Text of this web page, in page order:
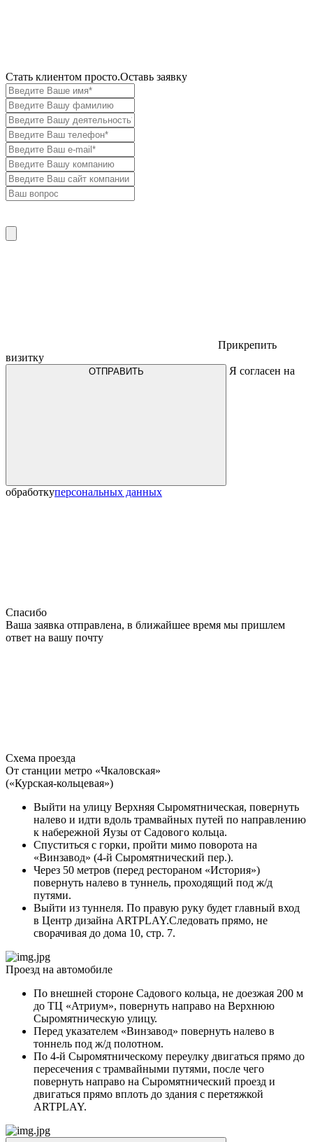
Cтать клиентом просто.Оставь заявку
Прикрепить
визитку
ОТПРАВИТЬ Я согласен на
обработкуперсональных данных
Спасибо
Ваша заявка отправлена, в ближайшее время мы пришлем
ответ на вашу почту
Схема проезда
От станции метро «Чкаловская»
(«Курская-кольцевая»)
Выйти на улицу Верхняя Сыромятническая, повернуть
налево и идти вдоль трамвайных путей по направлению
к набережной Яузы от Садового кольца.
Спуститься с горки, пройти мимо поворота на
«Винзавод» (4-й Сыромятнический пер.).
Через 50 метров (перед рестораном «История»)
повернуть налево в туннель, проходящий под ж/д
путями.
Выйти из туннеля. По правую руку будет главный вход
в Центр дизайна ARTPLAY.Следовать прямо, не
сворачивая до дома 10, стр. 7.
Проезд на автомобиле
По внешней стороне Садового кольца, не доезжая 200 м
до ТЦ «Атриум», повернуть направо на Верхнюю
Сыромятническую улицу.
Перед указателем «Винзавод» повернуть налево в
тоннель под ж/д полотном.
По 4-й Сыромятническому переулку двигаться прямо до
пересечения с трамвайными путями, после чего
повернуть направо на Сыромятнический проезд и
двигаться прямо вплоть до здания с перетяжкой
ARTPLAY.